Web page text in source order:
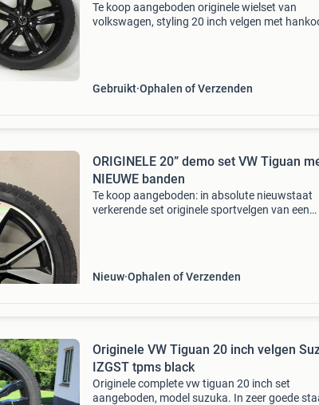
Te koop aangeboden originele wielset van
volkswagen, styling 20 inch velgen met
Gebruikt Ophalen of Verzenden
ORIGINELE 20” demo set VW Tiguan
NIEUWE banden
Te koop aangeboden: in absolute nieuwstaat
verkerende set originele sportvelgen van een
Nieuw Ophalen of Verzenden
Originele VW Tiguan 20 inch velgen
IZGST tpms black
Originele complete vw tiguan 20 inch set
aangeboden, model suzuka. In zeer goede